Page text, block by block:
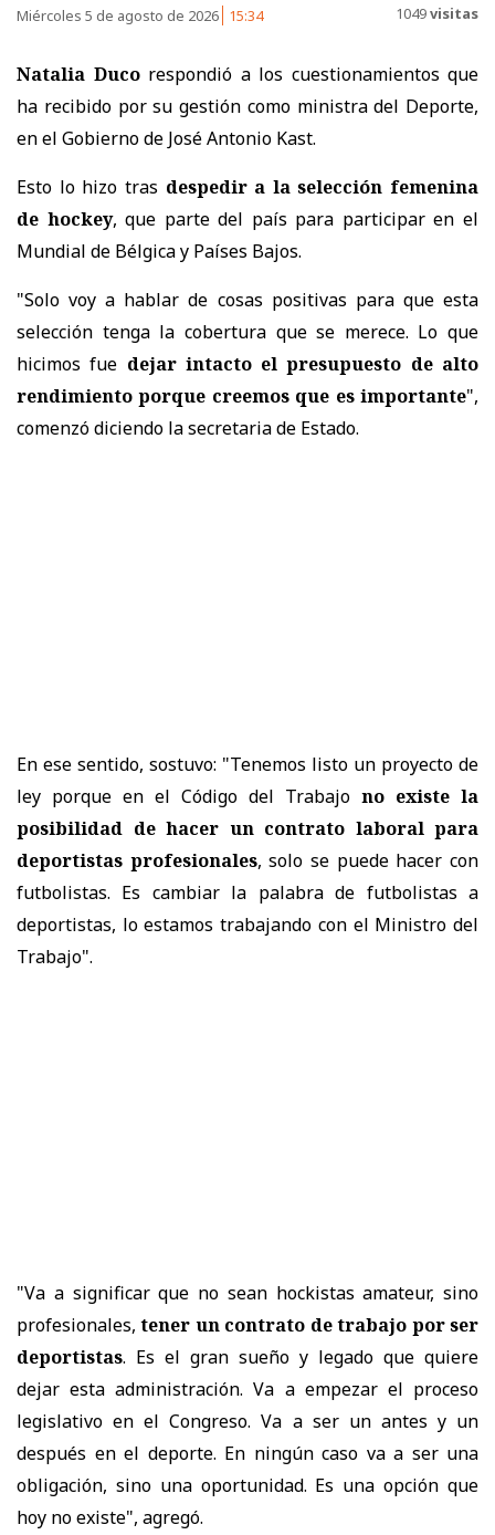
Miércoles 5 de agosto de 2026 15:34 1049visitas
Natalia Ducorespondió a los cuestionamientos que
ha recibido por su gestión como ministra del Deporte,
en el Gobierno de José Antonio Kast.
Esto lo hizo tras despedir a la selección femenina
de hockey, que parte del país para participar en el
Mundial de Bélgica y Países Bajos.
"Solo voy a hablar de cosas positivas para que esta
selección tenga la cobertura que se merece. Lo que
hicimos fue dejar intacto el presupuesto de alto
rendimiento porque creemos que es importante",
comenzó diciendo la secretaria de Estado.
En ese sentido, sostuvo: "Tenemos listo un proyecto de
ley porque en el Código del Trabajo no existe la
posibilidad de hacer un contrato laboral para
deportistas profesionales, solo se puede hacer con
futbolistas. Es cambiar la palabra de futbolistas a
deportistas, lo estamos trabajando con el Ministro del
Trabajo".
"Va a significar que no sean hockistas amateur, sino
profesionales,tener un contrato de trabajo por ser
deportistas. Es el gran sueño y legado que quiere
dejar esta administración. Va a empezar el proceso
legislativo en el Congreso. Va a ser un antes y un
después en el deporte. En ningún caso va a ser una
obligación, sino una oportunidad. Es una opción que
hoy no existe", agregó.